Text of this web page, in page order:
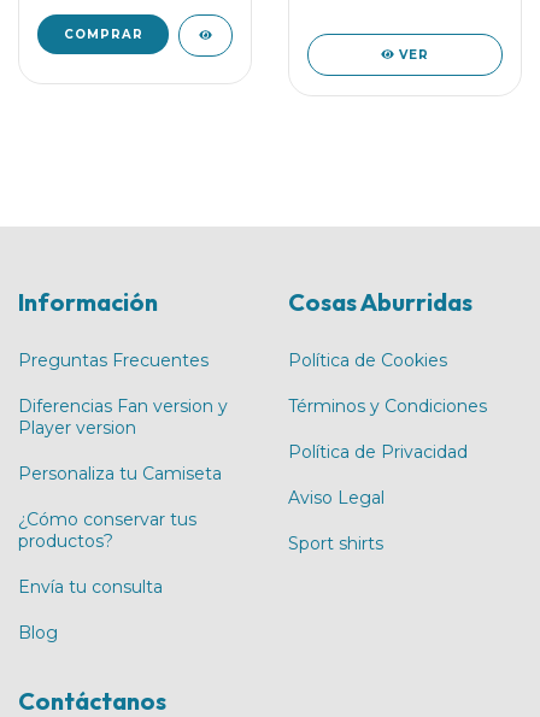
COMPRAR
VER
Información
Preguntas Frecuentes
Diferencias Fan version y
Player version
Personaliza tu Camiseta
¿Cómo conservar tus
productos?
Envía tu consulta
Blog
Cosas Aburridas
Política de Cookies
Términos y Condiciones
Política de Privacidad
Aviso Legal
Sport shirts
Contáctanos